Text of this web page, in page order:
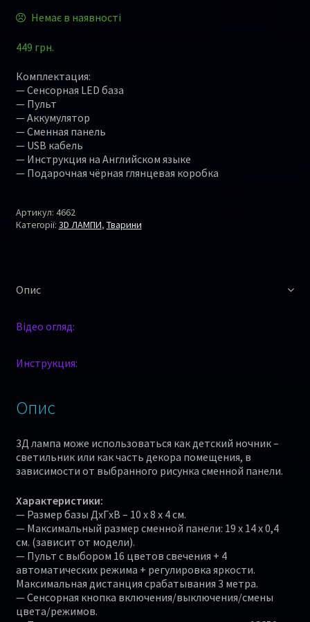
Немає в наявності
449 грн.
Комплектация:
— Сенсорная LED база
— Пульт
— Аккумулятор
— Сменная панель
— USB кабель
— Инструкция на Английском языке
— Подарочная чёрная глянцевая коробка
Артикул: 4662
Категорії: 3D ЛАМПИ, Тварини
Опис
Відео огляд:
Инструкция:
Опис
3Д лампа може использоваться как детский ночник –
светильник или как часть декора помещения, в
зависимости от выбранного рисунка сменной панели.
Характеристики:
— Размер базы ДхГхВ – 10 х 8 х 4 см.
— Максимальный размер сменной панели: 19 x 14 x 0,4
см. (зависит от модели).
— Пульт с выбором 16 цветов свечения + 4
автоматических режима + регулировка яркости.
Максимальная дистанция срабатывания 3 метра.
— Сенсорная кнопка включения/выключения/смены
цвета/режимов.